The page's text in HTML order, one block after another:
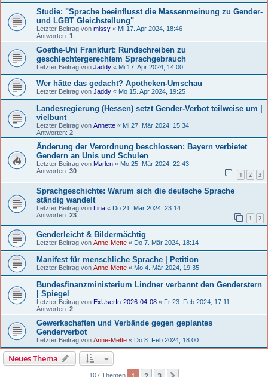
Studie: "Sprache beeinflusst die Massenmeinung zu Gender-
und LGBT Gleichstellung"
Letzter Beitrag von missy « Mi 17. Apr 2024, 18:46
Antworten: 1
Goethe-Uni Frankfurt: Rundschreiben zu
geschlechtergerechtem Sprachgebrauch
Letzter Beitrag von Jaddy « Mi 17. Apr 2024, 14:00
Wer hätte das gedacht? Apotheken-Umschau
Letzter Beitrag von Jaddy « Mo 15. Apr 2024, 19:25
Landesregierung (Hessen) setzt Gender-Verbot teilweise um |
vielbunt
Letzter Beitrag von Annette « Mi 27. Mär 2024, 15:34
Antworten: 2
Änderung der Verordnung beschlossen: Bayern verbietet
Gendern an Unis und Schulen
Letzter Beitrag von Marlen « Mo 25. Mär 2024, 22:43
Antworten: 30 1 2 3
Sprachgeschichte: Warum sich die deutsche Sprache
ständig wandelt
Letzter Beitrag von Lina « Do 21. Mär 2024, 23:14
Antworten: 23 1 2
Genderleicht & Bildermächtig
Letzter Beitrag von Anne-Mette « Do 7. Mär 2024, 18:14
Manifest für menschliche Sprache | Petition
Letzter Beitrag von Anne-Mette « Mo 4. Mär 2024, 19:35
Bundesfinanzministerium Lindner verbannt den Genderstern
| Spiegel
Letzter Beitrag von ExUserIn-2026-04-08 « Fr 23. Feb 2024, 17:11
Antworten: 2
Gewerkschaften und Verbände gegen geplantes
Genderverbot
Letzter Beitrag von Anne-Mette « Do 8. Feb 2024, 18:00
Neues Thema
107 Themen